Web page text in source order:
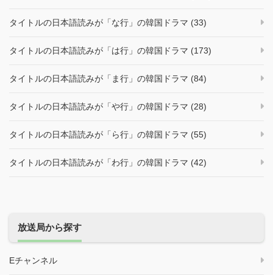
タイトルの日本語読みが「な行」の韓国ドラマ (33)
タイトルの日本語読みが「は行」の韓国ドラマ (173)
タイトルの日本語読みが「ま行」の韓国ドラマ (84)
タイトルの日本語読みが「や行」の韓国ドラマ (28)
タイトルの日本語読みが「ら行」の韓国ドラマ (55)
タイトルの日本語読みが「わ行」の韓国ドラマ (42)
放送局から探す
Eチャンネル